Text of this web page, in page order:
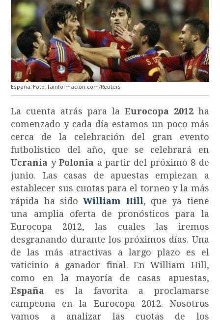
España. Foto: lainformacion.com/Reuters
La cuenta atrás para la Eurocopa 2012ha
comenzado y cada día estamos un poco más
cerca de la celebración del gran evento
futbolístico del año, que se celebrará en
Ucrania yPolonia a partir del próximo 8 de
junio. Las casas de apuestas empiezan a
establecer sus cuotas para el torneo y la más
rápida ha sidoWilliam Hill, que ya tiene
una amplia oferta de pronósticos para la
Eurocopa 2012, las cuales las iremos
desgranando durante los próximos días. Una
de las más atractivas a largo plazo es el
vaticinio a ganador final. En William Hill,
como en la mayoría de casas apuestas,
España es la favorita a proclamarse
campeona en la Eurocopa 2012. Nosotros
vamos a analizar las cuotas de los